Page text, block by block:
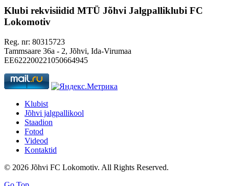
Klubi rekvisiidid MTÜ Jõhvi Jalgpalliklubi FC
Lokomotiv
Reg. nr: 80315723
Tammsaare 36a - 2, Jõhvi, Ida-Virumaa
EE622200221050664945
Klubist
Jõhvi jalgpallikool
Staadion
Fotod
Videod
Kontaktid
© 2026 Jõhvi FC Lokomotiv. All Rights Reserved.